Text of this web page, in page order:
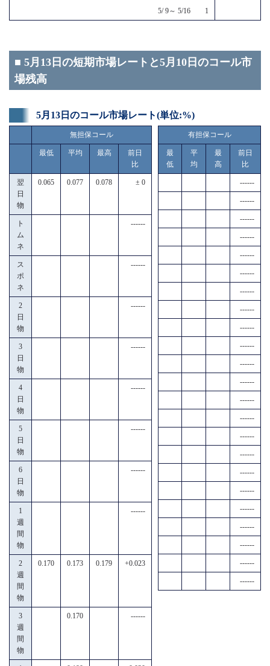
5/ 9～ 5/16 1
■ 5月13日の短期市場レートと5月10日のコール市
場残高
5月13日のコール市場レート(単位:%)
無担保コール
最低 平均 最高
前日
比
翌
日
物
0.065 0.077 0.078 ± 0
ト
ム
ネ
------
ス
ポ
ネ
------
2
日
物
------
3
日
物
------
4
日
物
------
5
日
物
------
6
日
物
------
1
週
間
物
------
2
週
間
物
0.170 0.173 0.179 +0.023
3
週
間
物
0.170 ------
有担保コール
最
低
平
均
最
高
前日
比
------
------
------
------
------
------
------
------
------
------
------
------
------
------
------
------
------
------
------
------
------
------
------